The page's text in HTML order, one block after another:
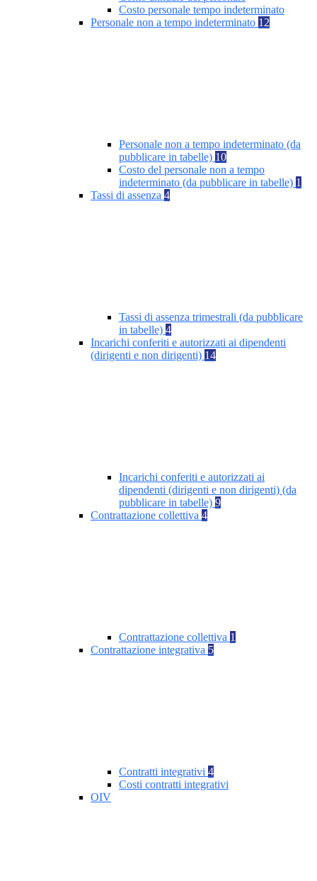
Costo personale tempo indeterminato
Personale non a tempo indeterminato 12
Personale non a tempo indeterminato (da
pubblicare in tabelle) 10
Costo del personale non a tempo
indeterminato (da pubblicare in tabelle) 1
Tassi di assenza 4
Tassi di assenza trimestrali (da pubblicare
in tabelle) 4
Incarichi conferiti e autorizzati ai dipendenti
(dirigenti e non dirigenti) 14
Incarichi conferiti e autorizzati ai
dipendenti (dirigenti e non dirigenti) (da
pubblicare in tabelle) 9
Contrattazione collettiva 4
Contrattazione collettiva 1
Contrattazione integrativa 5
Contratti integrativi 4
Costi contratti integrativi
OIV